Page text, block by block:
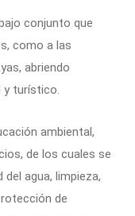
conjunto que
como a las
abriendo
y turístico.
ambiental,
de los cuales se
agua, limpieza,
de